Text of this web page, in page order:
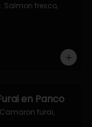
Salmon fresco,
en Panco
furai,